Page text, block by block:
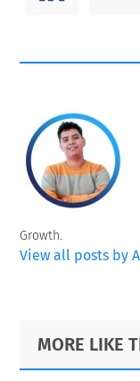
Growth.
View all posts by
Primary
Sidebar
Footer
MORE LIKE